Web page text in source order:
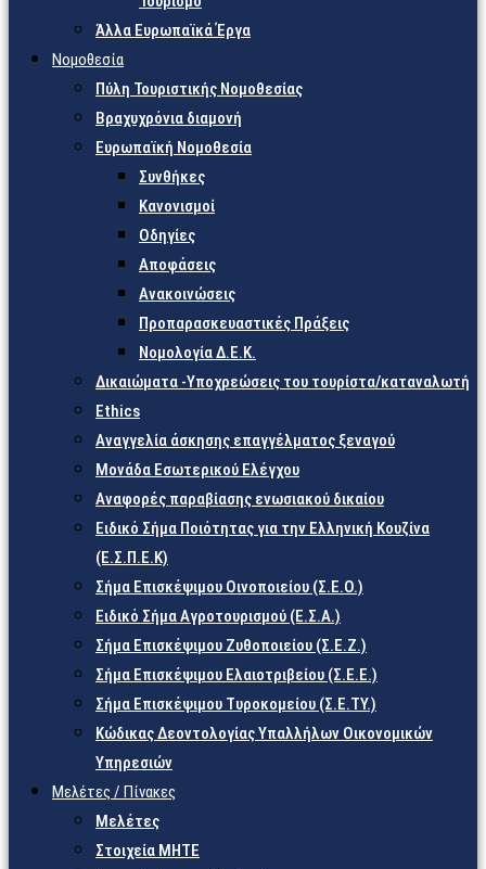
Άλλα Ευρωπαϊκά Έργα
Νομοθεσία
Πύλη Τουριστικής Νομοθεσίας
Βραχυχρόνια διαμονή
Ευρωπαϊκή Νομοθεσία
Συνθήκες
Κανονισμοί
Οδηγίες
Αποφάσεις
Ανακοινώσεις
Προπαρασκευαστικές Πράξεις
Νομολογία Δ.Ε.Κ.
Δικαιώματα -Υποχρεώσεις του τουρίστα/καταναλωτή
Ethics
Αναγγελία άσκησης επαγγέλματος ξεναγού
Μονάδα Εσωτερικού Ελέγχου
Αναφορές παραβίασης ενωσιακού δικαίου
Ειδικό Σήμα Ποιότητας για την Ελληνική Κουζίνα
(Ε.Σ.Π.Ε.Κ)
Σήμα Επισκέψιμου Οινοποιείου (Σ.Ε.Ο.)
Ειδικό Σήμα Αγροτουρισμού (Ε.Σ.Α.)
Σήμα Επισκέψιμου Ζυθοποιείου (Σ.Ε.Ζ.)
Σήμα Επισκέψιμου Ελαιοτριβείου (Σ.Ε.Ε.)
Σήμα Επισκέψιμου Τυροκομείου (Σ.Ε.TY.)
Κώδικας Δεοντολογίας Υπαλλήλων Οικονομικών
Υπηρεσιών
Μελέτες / Πίνακες
Μελέτες
Στοιχεία ΜΗΤΕ